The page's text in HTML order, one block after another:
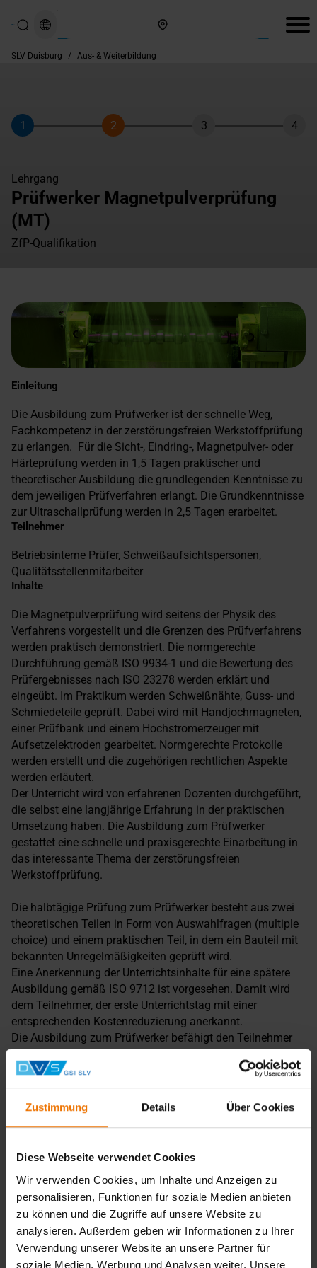
Zustimmung Details Über Cookies
Diese Webseite verwendet Cookies
Wir verwenden Cookies, um Inhalte und Anzeigen zu
personalisieren, Funktionen für soziale Medien anbieten
zu können und die Zugriffe auf unsere Website zu
analysieren. Außerdem geben wir Informationen zu Ihrer
Verwendung unserer Website an unsere Partner für
soziale Medien, Werbung und Analysen weiter. Unsere
SLV Duisburg / Aus- & Weiterbildung
Schritt
1
Schritt
2
Schritt
3 4
Lehrgang
Prüfwerker Magnetpulverprüfung
(MT)
ZfP-Qualifikation
Einleitung
Die Ausbildung zum Prüfwerker ist der schnelle Weg,
Fachkompetenz in der zerstörungsfreien Werkstoffprüfung
zu erlangen. Für die Sicht-, Eindring-, Magnetpulver- oder
Härteprüfung werden in 1,5 Tagen praktischer und
theoretischer Ausbildung die grundlegenden Kenntnisse zu
dem jeweiligen Prüfverfahren erlangt. Die Grundkenntnisse
zur Ultraschallprüfung werden in 2,5 Tagen erarbeitet.
Teilnehmer
Betriebsinterne Prüfer, Schweißaufsichtspersonen,
Qualitätsstellenmitarbeiter
Inhalte
Die Magnetpulverprüfung wird seitens der Physik des
Verfahrens vorgestellt und die Grenzen des Prüfverfahrens
werden praktisch demonstriert. Die normgerechte
Durchführung gemäß ISO 9934-1 und die Bewertung des
Prüfergebnisses nach ISO 23278 werden erklärt und
eingeübt. Im Praktikum werden Schweißnähte, Guss- und
Schmiedeteile geprüft. Dabei wird mit Handjochmagneten,
einer Prüfbank und einem Hochstromerzeuger mit
Aufsetzelektroden gearbeitet. Normgerechte Protokolle
werden erstellt und die zugehörigen rechtlichen Aspekte
werden erläutert.
Der Unterricht wird von erfahrenen Dozenten durchgeführt,
die selbst eine langjährige Erfahrung in der praktischen
Umsetzung haben. Die Ausbildung zum Prüfwerker
gestattet eine schnelle und praxisgerechte Einarbeitung in
das interessante Thema der zerstörungsfreien
Werkstoffprüfung.
Die halbtägige Prüfung zum Prüfwerker besteht aus zwei
theoretischen Teilen in Form von Auswahlfragen (multiple
choice) und einem praktischen Teil, in dem ein Bauteil mit
bekannten Unregelmäßigkeiten geprüft wird.
Eine Anerkennung der Unterrichtsinhalte für eine spätere
Ausbildung gemäß ISO 9712 ist vorgesehen. Damit wird
dem Teilnehmer, der erste Unterrichtstag mit einer
entsprechenden Kostenreduzierung anerkannt.
Die Ausbildung zum Prüfwerker befähigt den Teilnehmer
durchzuführen. Immer wenn eine Qualifizierung gemäß
ISO 9712 erforderlich ist, kann diese problemlos an die
Prüfwerkerausbildung anschließen.
gemäß: „DGUV Regel 103-014 Elektromagnetische Felder“
überschritten werden.
Personen mit Herzschrittmachern sind von der Teilnahme
am Lehrgang ausgeschlossen! Träger von Implantaten
müssen die Herstellerangaben des Implantates beachten!
Voraussetzungen